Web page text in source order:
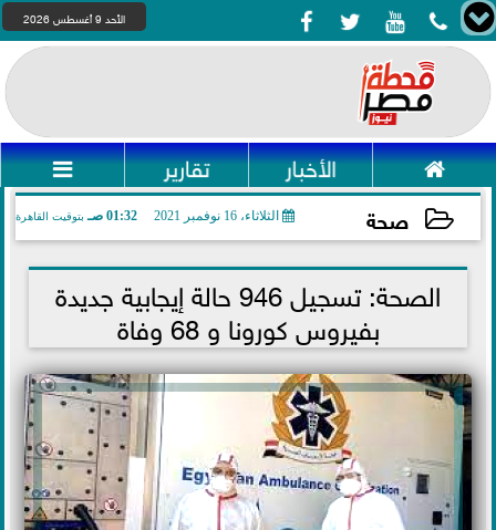
    الأحد 9 أغسطس 2026
 الأخبار تقارير 
صحة الثلاثاء، 16 نوفمبر 2021 01:32 صـ بتوقيت القاهرة
2021-11-16 01:32:44 الصحة: تسجيل 946 حالة إيجابية جديدة
بفيروس كورونا و 68 وفاة